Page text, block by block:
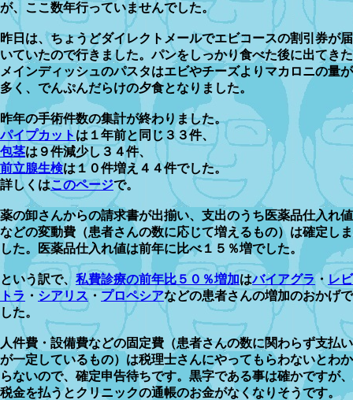
が、ここ数年行っていませんでした。
昨日は、ちょうどダイレクトメールでエビコースの割引券が届
いていたので行きました。パンをしっかり食べた後に出てきた
メインディッシュのパスタはエビやチーズよりマカロニの量が
多く、でんぷんだらけの夕食となりました。
昨年の手術件数の集計が終わりました。
パイプカット は１年前と同じ３３件、
包茎は９件減少し３４件、
前立腺生検は１０件増え４４件でした。
詳しくはこのページで。
薬の卸さんからの請求書が出揃い、支出のうち医薬品仕入れ値
などの変動費（患者さんの数に応じて増えるもの）は確定しま
した。医薬品仕入れ値は前年に比べ１５％増でした。
という訳で、 私費診療の前年比５０％増加はバイアグラ・ レビ
トラ ・ シアリス ・ プロペシアなどの患者さんの増加のおかげで
した。
人件費・設備費などの固定費（患者さんの数に関わらず支払い
が一定しているもの）は税理士さんにやってもらわないとわか
らないので、確定申告待ちです。黒字である事は確かですが、
税金を払うとクリニックの通帳のお金がなくなりそうです。